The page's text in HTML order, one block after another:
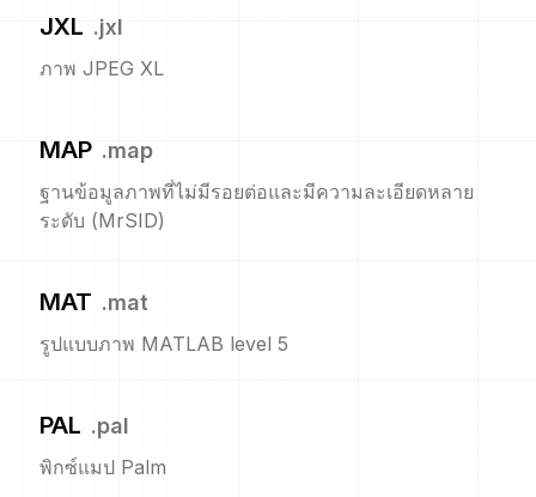
JXL .jxl
ภาพ JPEG XL
MAP .map
ฐานข้อมูลภาพที่ไม่มีรอยต่อและมีความละเอียดหลาย
ระดับ (MrSID)
MAT .mat
รูปแบบภาพ MATLAB level 5
PAL .pal
พิกซ์แมป Palm